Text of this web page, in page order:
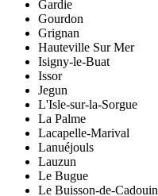
Gardie
Gourdon
Grignan
Hauteville Sur Mer
Isigny-le-Buat
Issor
Jegun
L'Isle-sur-la-Sorgue
La Palme
Lacapelle-Marival
Lanuéjouls
Lauzun
Le Bugue
Le Buisson-de-Cadouin